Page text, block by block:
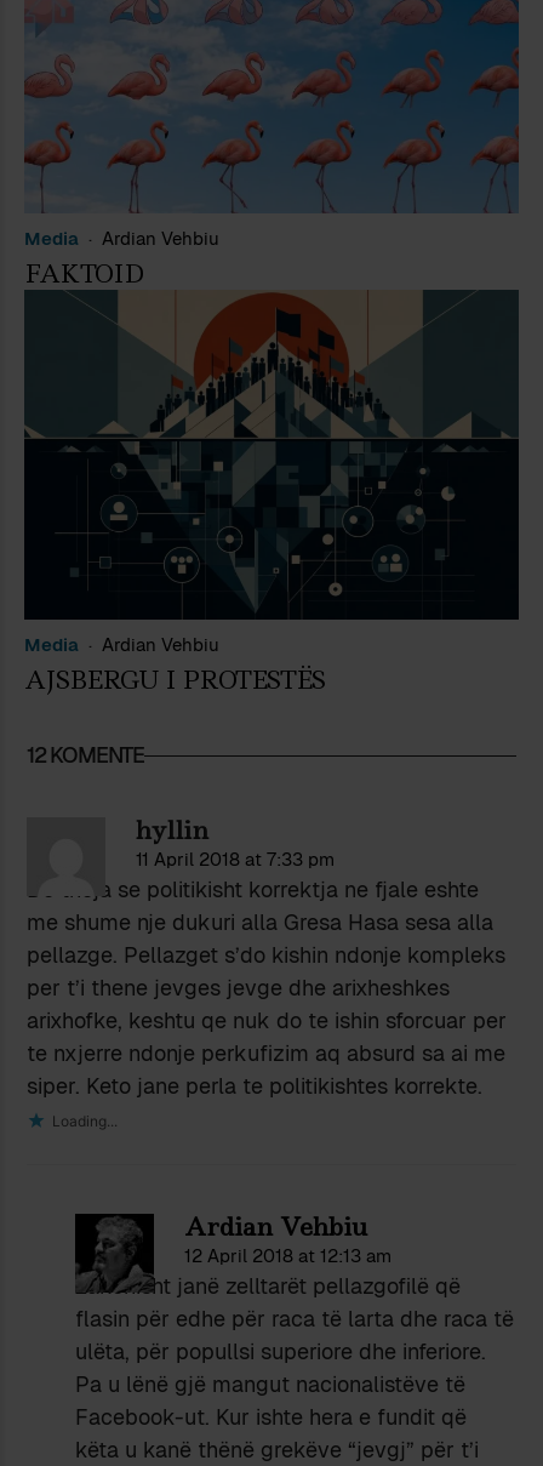
Media Ardian Vehbiu
FAKTOID
Media Ardian Vehbiu
AJSBERGU I PROTESTËS
12 KOMENTE
hyllin
11 April 2018 at 7:33 pm
Do thoja se politikisht korrektja ne fjale eshte
me shume nje dukuri alla Gresa Hasa sesa alla
pellazge. Pellazget s’do kishin ndonje kompleks
per t’i thene jevges jevge dhe arixheshkes
arixhofke, keshtu qe nuk do te ishin sforcuar per
te nxjerre ndonje perkufizim aq absurd sa ai me
siper. Keto jane perla te politikishtes korrekte.
Loading...
Ardian Vehbiu
12 April 2018 at 12:13 am
Zakonisht janë zelltarët pellazgofilë që
flasin për edhe për raca të larta dhe raca të
ulëta, për popullsi superiore dhe inferiore.
Pa u lënë gjë mangut nacionalistëve të
Facebook-ut. Kur ishte hera e fundit që
këta u kanë thënë grekëve “jevgj” për t’i